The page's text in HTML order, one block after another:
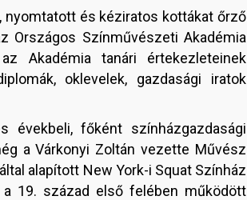
nyomtatott és kéziratos kottákat őrző
Országos Színművészeti Akadémia
Akadémia tanári értekezleteinek
oklevelek, gazdasági iratok
évekbeli, főként színházgazdasági
a Várkonyi Zoltán vezette Művész
alapított New York-i Squat Színház
19. század első felében működött